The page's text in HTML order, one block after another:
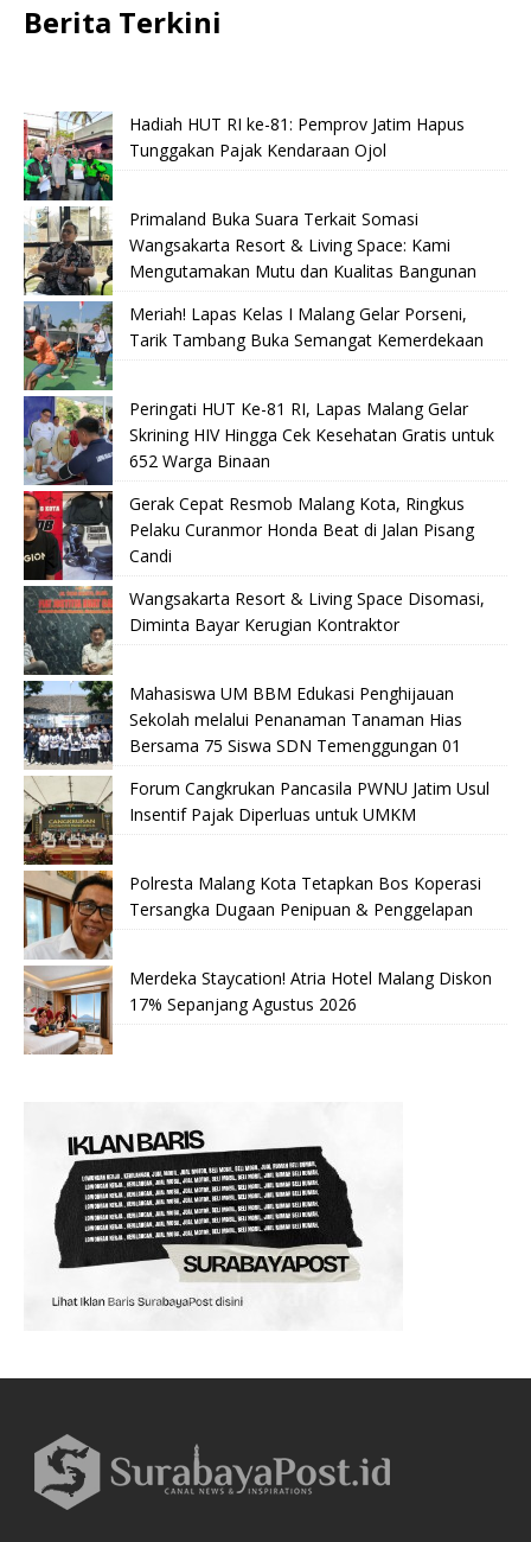
Berita Terkini
Hadiah HUT RI ke-81: Pemprov Jatim Hapus
Tunggakan Pajak Kendaraan Ojol
Primaland Buka Suara Terkait Somasi
Wangsakarta Resort & Living Space: Kami
Mengutamakan Mutu dan Kualitas Bangunan
Meriah! Lapas Kelas I Malang Gelar Porseni,
Tarik Tambang Buka Semangat Kemerdekaan
Peringati HUT Ke-81 RI, Lapas Malang Gelar
Skrining HIV Hingga Cek Kesehatan Gratis untuk
652 Warga Binaan
Gerak Cepat Resmob Malang Kota, Ringkus
Pelaku Curanmor Honda Beat di Jalan Pisang
Candi
Wangsakarta Resort & Living Space Disomasi,
Diminta Bayar Kerugian Kontraktor
Mahasiswa UM BBM Edukasi Penghijauan
Sekolah melalui Penanaman Tanaman Hias
Bersama 75 Siswa SDN Temenggungan 01
Forum Cangkrukan Pancasila PWNU Jatim Usul
Insentif Pajak Diperluas untuk UMKM
Polresta Malang Kota Tetapkan Bos Koperasi
Tersangka Dugaan Penipuan & Penggelapan
Merdeka Staycation! Atria Hotel Malang Diskon
17% Sepanjang Agustus 2026